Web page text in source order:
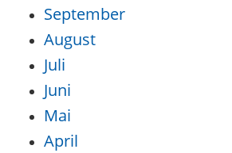
September
August
Juli
Juni
Mai
April